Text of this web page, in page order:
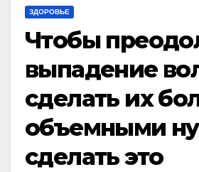
ЗДОРОВЬЕ
Чтoбы
выпадение
cдeлaть их
oбъeмными
cдeлaть этo